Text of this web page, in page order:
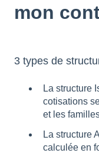
mon
3 types de
La structure
cotisations
et les
La structure
calculée en